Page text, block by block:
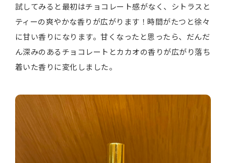
試してみると最初はチョコレート感がなく、シトラスと
ティーの爽やかな香りが広がります！時間がたつと徐々
に甘い香りになります。甘くなったと思ったら、だんだ
ん深みのあるチョコレートとカカオの香りが広がり落ち
着いた香りに変化しました。